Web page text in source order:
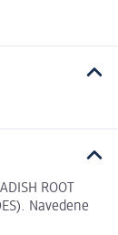
ROOT
Navedene